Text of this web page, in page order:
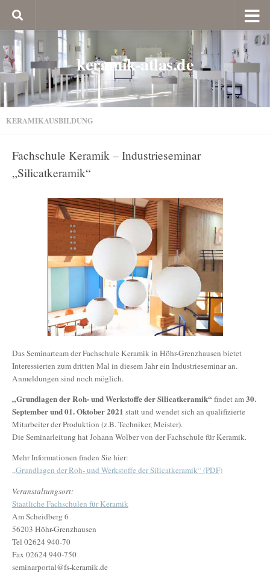
keramik-atlas.de
KERAMIKAUSBILDUNG
Fachschule Keramik – Industrieseminar
„Silicatkeramik“
Das Seminarteam der Fachschule Keramik in Höhr-Grenzhausen bietet
Interessierten zum dritten Mal in diesem Jahr ein Industrieseminar an.
Anmeldungen sind noch möglich.
„Grundlagen der Roh- und Werkstoffe der Silicatkeramik“findet am30.
September und 01. Oktober 2021 statt und wendet sich an qualifizierte
Mitarbeiter der Produktion (z.B. Techniker, Meister).
Die Seminarleitung hat Johann Wolber von der Fachschule für Keramik.
Mehr Informationen finden Sie hier:
„Grundlagen der Roh- und Werkstoffe der Silicatkeramik“ (PDF)
Veranstaltungsort:
Staatliche Fachschulen für Keramik
Am Scheidberg 6
56203 Höhr-Grenzhausen
Tel 02624 940-70
Fax 02624 940-750
seminarportal@fs-keramik.de‎